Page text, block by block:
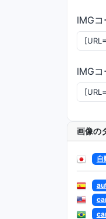
IMG
IMG
画像の
自